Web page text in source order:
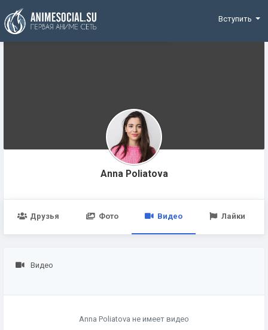
Funding
Вступить
Anna Poliatova
Друзья Фото Видео Лайки
Видео
Anna Poliatova не имеет видео